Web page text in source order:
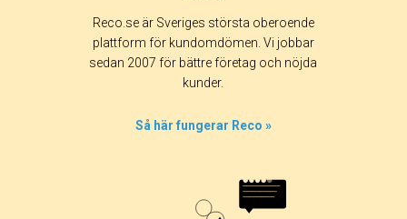
Reco.se är Sveriges största oberoende
plattform för kundomdömen. Vi jobbar
sedan 2007 för bättre företag och nöjda
kunder.
Så här fungerar Reco »